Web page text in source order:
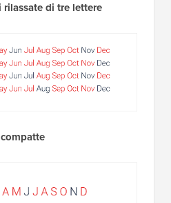
rilassate di tre lettere